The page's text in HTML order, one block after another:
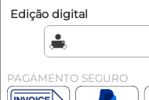
Edição digital
PAGAMENTO SEGURO